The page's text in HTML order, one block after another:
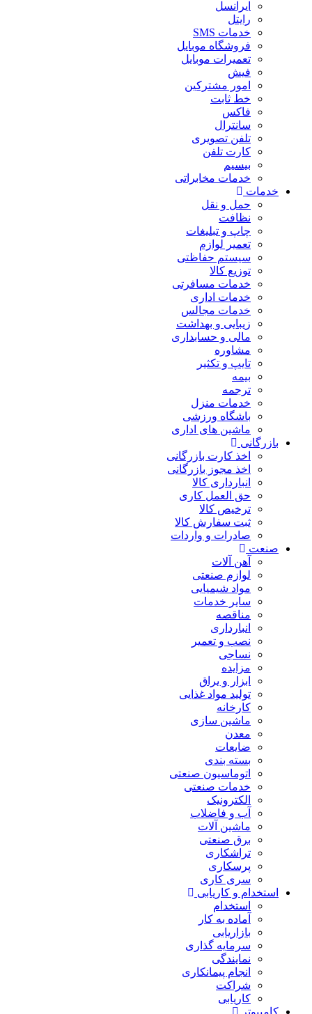
ایرانسل
رایتل
خدمات SMS
فروشگاه موبایل
تعمیرات موبایل
فیش
امور مشترکین
خط ثابت
فاکس
سانترال
تلفن تصویری
کارت تلفن
بیسیم
خدمات مخابراتی
خدمات
حمل و نقل
نظافت
چاپ و تبلیغات
تعمیر لوازم
سیستم حفاظتی
توزیع کالا
خدمات مسافرتی
خدمات اداری
خدمات مجالس
زیبایی و بهداشت
مالی و حسابداری
مشاوره
تایپ و تکثیر
بیمه
ترجمه
خدمات منزل
باشگاه ورزشی
ماشین های اداری
بازرگانی
اخذ کارت بازرگانی
اخذ مجوز بازرگانی
انبارداری کالا
حق العمل کاری
ترخیص کالا
ثبت سفارش کالا
صادرات و واردات
صنعت
آهن آلات
لوازم صنعتی
مواد شیمیایی
سایر خدمات
مناقصه
انبارداری
نصب و تعمیر
نساجی
مزایده
ابزار و یراق
تولید مواد غذایی
کارخانه
ماشین سازی
معدن
ضایعات
بسته بندی
اتوماسیون صنعتی
خدمات صنعتی
الکترونیک
آب و فاضلاب
ماشین آلات
برق صنعتی
تراشکاری
پرسکاری
سری کاری
استخدام و کاریابی
استخدام
آماده به کار
بازاریابی
سرمایه گذاری
نمایندگی
انجام پیمانکاری
شراکت
کاریابی